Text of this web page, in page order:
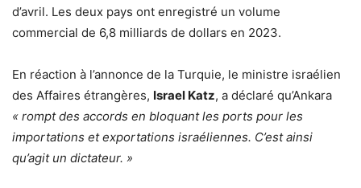
d’avril. Les deux pays ont enregistré un volume
commercial de 6,8 milliards de dollars en 2023.
En réaction à l’annonce de la Turquie, le ministre israélien
des Affaires étrangères, Israel Katz, a déclaré qu’Ankara
« rompt des accords en bloquant les ports pour les
importations et exportations israéliennes. C’est ainsi
qu’agit un dictateur. »